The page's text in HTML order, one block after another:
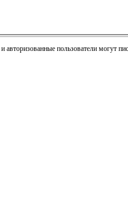
и авторизованные пользователи могут